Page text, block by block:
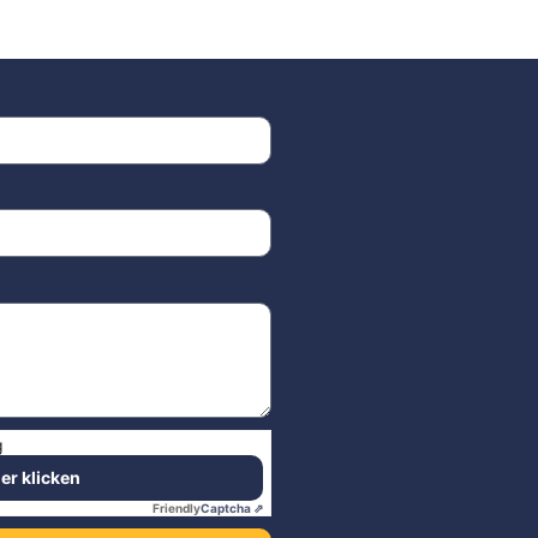
klicken
FriendlyCaptcha ⇗